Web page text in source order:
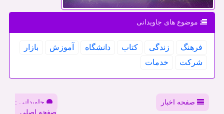
موضوع های جاویدانی
فرهنگ زندگی كتاب دانشگاه آموزش
بازار
شركت
خدمات
صفحه اخبار
جاویدانی :
صفحه اصلی